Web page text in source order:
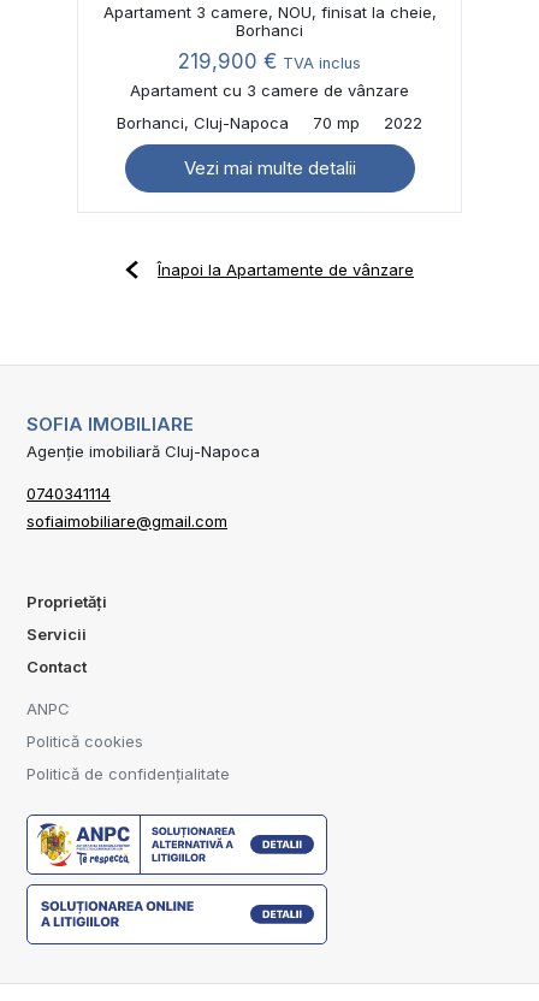
Apartament 3 camere, NOU, finisat la cheie,
Borhanci
219,900 € TVA inclus
Apartament cu 3 camere de vânzare
Borhanci, Cluj-Napoca
70 mp 2022
Vezi mai multe detalii
Înapoi la Apartamente de vânzare
SOFIA IMOBILIARE
Agenție imobiliară Cluj-Napoca
0740341114
sofiaimobiliare@gmail.com
Proprietăți
Servicii
Contact
ANPC
Politică cookies
Politică de confidențialitate